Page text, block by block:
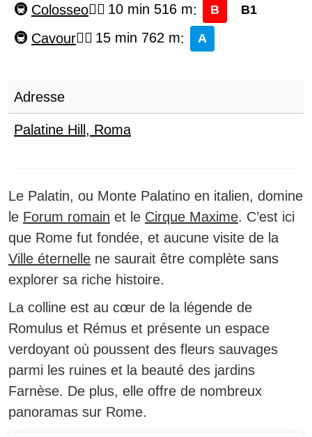
Colosseo 10 min 516 m: B B1
Cavour 15 min 762 m: A
Adresse
Palatine Hill , Roma
Le Palatin, ou Monte Palatino en italien, domine
le Forum romain et le Cirque Maxime. C’est ici
que Rome fut fondée, et aucune visite de la
Ville éternelle ne saurait être complète sans
explorer sa riche histoire.
La colline est au cœur de la légende de
Romulus et Rémus et présente un espace
verdoyant où poussent des fleurs sauvages
parmi les ruines et la beauté des jardins
Farnèse. De plus, elle offre de nombreux
panoramas sur Rome.